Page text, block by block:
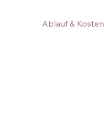
Ablauf & Kosten